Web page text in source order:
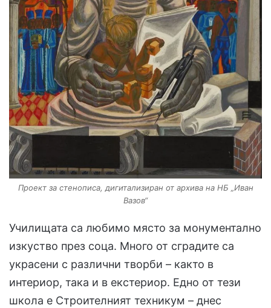
Проект за стенописа, дигитализиран от архива на НБ „Иван
Вазов“
Училищата са любимо място за монументално
изкуство през соца. Много от сградите са
украсени с различни творби – както в
интериор, така и в екстериор. Едно от тези
школа е Строителният техникум – днес